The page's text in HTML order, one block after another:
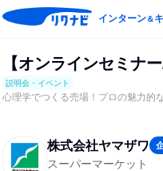
インターン＆
【オンラインセミナ
説明会・イベント
心理学でつくる売場！プロの魅力的
株式会社ヤマザワ
スーパーマーケット